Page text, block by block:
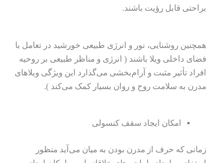
براحتی قابل رؤیت باشند.
همچنین روشنایی، نور و انرژی طبیعی خورشید در تعامل با
فضای داخلی ویلا باشند ( انرژی و مناظر طبیعی بر روحیه
افراد تأثیر مثبت و آرام‌بخشی می‌گذارد این ویژگی ویلاهای
مدرن به سلامت روح و روان بسیار کمک می‌کند ).
امکان ایجاد سقف کنسولی
زمانی که حرف از مدرن بودن به میان می‌آید منظور